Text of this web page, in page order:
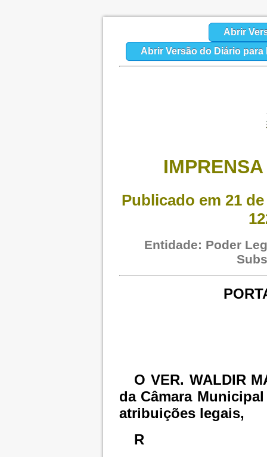
Abrir
Abrir Versão do Diário para
Publicado em 21
Entidade: Poder
O VER. WALDIR
da Câmara
atribuições legais,
R